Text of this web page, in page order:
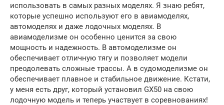
использовать в самых разных моделях. Я знаю ребят,
которые успешно используют его в авиамоделях,
автомоделях и даже лодочных моделях. В
авиамоделизме он особенно ценится за свою
мощность и надежность. В автомоделизме он
обеспечивает отличную тягу и позволяет модели
преодолевать сложные трассы. А в судомоделизме он
обеспечивает плавное и стабильное движение. Кстати,
у меня есть друг, который установил GX50 на свою
лодочную модель и теперь участвует в соревнованиях!